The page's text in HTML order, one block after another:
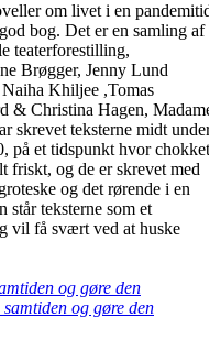
om livet i en
bog. Det er en samling af
teaterforestilling,
Brøgger, Jenny Lund
Khiljee ,Tomas
& Christina Hagen,
skrevet teksterne midt
på et tidspunkt hvor chokket
friskt, og de er skrevet med
og det rørende i en
står teksterne som et
vil få svært ved at huske
og gøre den
og gøre den